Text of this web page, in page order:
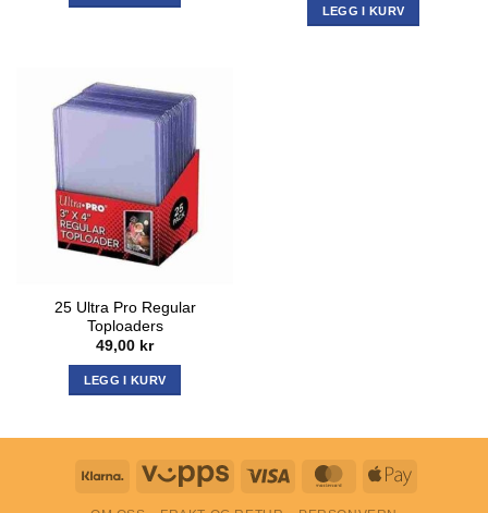
LEGG I KURV
25 Ultra Pro Regular
Toploaders
49,00 kr
LEGG I KURV
Klarna Vipps Visa MasterCardApple